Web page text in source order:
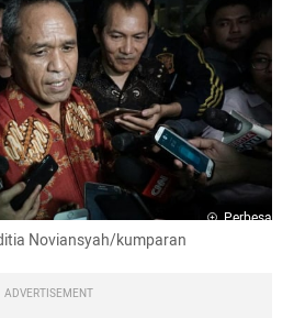
Perbesar
Noviansyah/kumparan
ADVERTISEMENT